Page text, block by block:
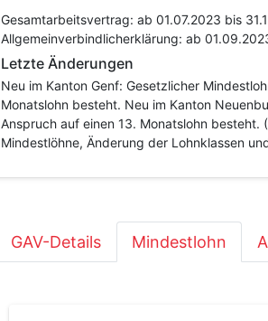
Gesamtarbeitsvertrag: ab 01.07.2023 bis
Allgemeinverbindlicherklärung: ab
Letzte Änderungen
Neu im Kanton Genf: Gesetzlicher
Monatslohn besteht. Neu im Kanton
Anspruch auf einen 13. Monatslohn
Mindestlöhne, Änderung der Lohnklassen
GAV-Details Mindestlohn